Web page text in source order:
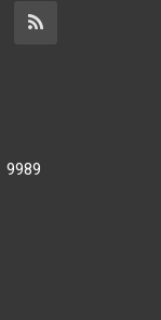
9989